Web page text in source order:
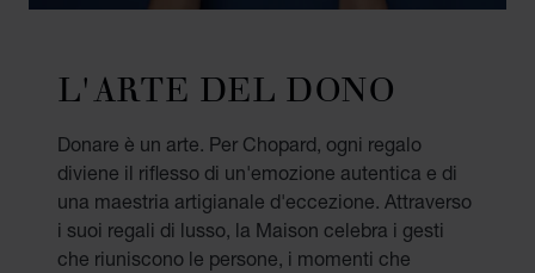
L'ARTE DEL DONO
Donare è un arte. Per Chopard, ogni regalo
diviene il riflesso di un'emozione autentica e di
una maestria artigianale d'eccezione. Attraverso
i suoi regali di lusso, la Maison celebra i gesti
che riuniscono le persone, i momenti che